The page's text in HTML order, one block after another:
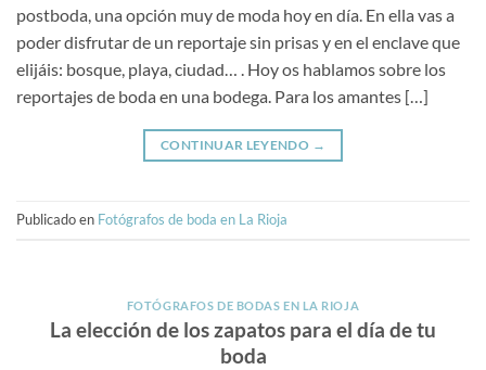
postboda, una opción muy de moda hoy en día. En ella vas a
poder disfrutar de un reportaje sin prisas y en el enclave que
elijáis: bosque, playa, ciudad… . Hoy os hablamos sobre los
reportajes de boda en una bodega. Para los amantes […]
CONTINUAR LEYENDO →
Publicado en Fotógrafos de boda en La Rioja
FOTÓGRAFOS DE BODAS EN LA RIOJA
La elección de los zapatos para el día de tu
boda